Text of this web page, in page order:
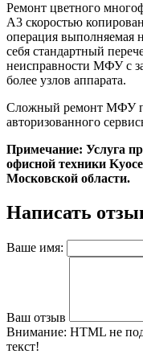
Ремонт цветного
A3 скоростью
операция выполняемая
себя стандартный
неисправности МФУ с
более узлов аппарата.
Сложный ремонт МФУ
авторизованного
Примечание: Услуга
офисной техники
Московской области.
Написать
Ваше имя:
Ваш отзыв
Внимание: HTML не
текст!